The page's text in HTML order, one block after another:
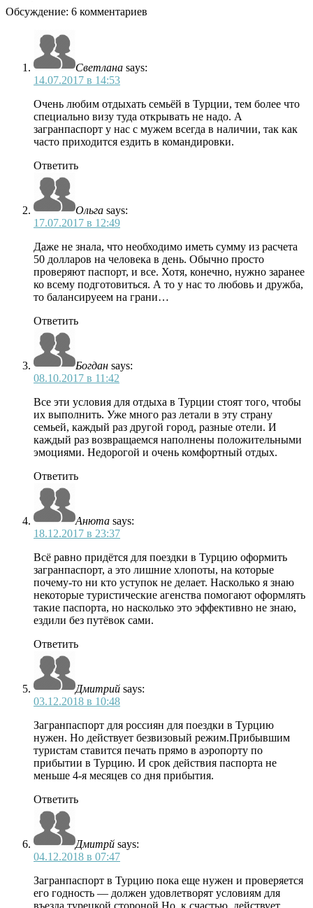
Обсуждение: 6 комментариев
Светлана says:
14.07.2017 в 14:53
Очень любим отдыхать семьёй в Турции, тем более что
специально визу туда открывать не надо. А
загранпаспорт у нас с мужем всегда в наличии, так как
часто приходится ездить в командировки.
Ответить
Ольга says:
17.07.2017 в 12:49
Даже не знала, что необходимо иметь сумму из расчета
50 долларов на человека в день. Обычно просто
проверяют паспорт, и все. Хотя, конечно, нужно заранее
ко всему подготовиться. А то у нас то любовь и дружба,
то балансируеем на грани…
Ответить
Богдан says:
08.10.2017 в 11:42
Все эти условия для отдыха в Турции стоят того, чтобы
их выполнить. Уже много раз летали в эту страну
семьей, каждый раз другой город, разные отели. И
каждый раз возвращаемся наполнены положительными
эмоциями. Недорогой и очень комфортный отдых.
Ответить
Анюта says:
18.12.2017 в 23:37
Всё равно придётся для поездки в Турцию оформить
загранпаспорт, а это лишние хлопоты, на которые
почему-то ни кто уступок не делает. Насколько я знаю
некоторые туристические агенства помогают оформлять
такие паспорта, но насколько это эффективно не знаю,
ездили без путёвок сами.
Ответить
Дмитрий says:
03.12.2018 в 10:48
Загранпаспорт для россиян для поездки в Турцию
нужен. Но действует безвизовый режим.Прибывшим
туристам ставится печать прямо в аэропорту по
прибытии в Турцию. И срок действия паспорта не
меньше 4-я месяцев со дня прибытия.
Ответить
Дмитрй says:
04.12.2018 в 07:47
Загранпаспорт в Турцию пока еще нужен и проверяется
его годность — должен удовлетворят условиям для
въезда турецкой стороной Но, к счастью, действует